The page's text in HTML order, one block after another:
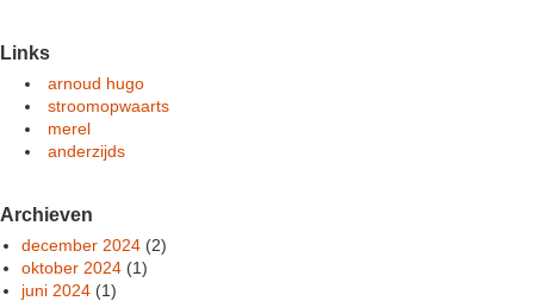
Links
arnoud hugo
stroomopwaarts
merel
anderzijds
Archieven
december 2024 (2)
oktober 2024 (1)
juni 2024 (1)